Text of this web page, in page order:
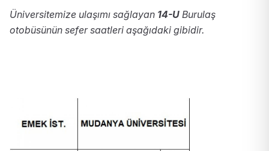
Üniversitemize ulaşımı sağlayan 14-U Burulaş
otobüsünün sefer saatleri aşağıdaki gibidir.